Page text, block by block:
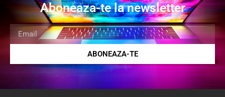
Aboneaza-te la newsletter
ABONEAZA-TE